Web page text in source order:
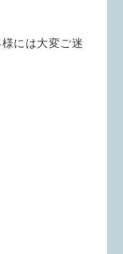
には大変ご迷